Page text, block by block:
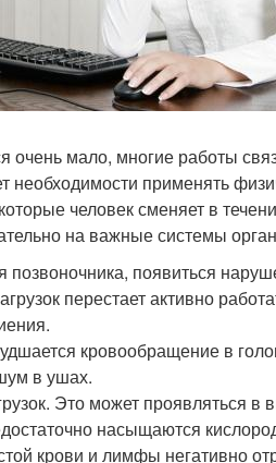
очень мало, многие работы
применять
человек сменяет в
на важные системы
позвоночника, появиться
перестает активно
кровообращение в
в ушах.
Это может проявляться в
насыщаются
крови и лимфы негативно